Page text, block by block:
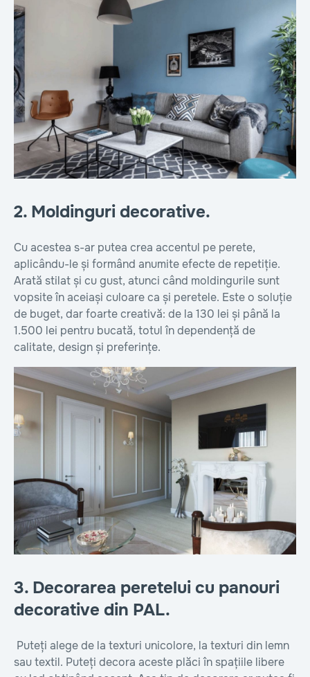
2. Moldinguri decorative.
Cu acestea s-ar putea crea accentul pe perete,
aplicându-le și formând anumite efecte de repetiție.
Arată stilat și cu gust, atunci când moldingurile sunt
vopsite în aceiași culoare ca și peretele. Este o soluție
de buget, dar foarte creativă: de la 130 lei și până la
1.500 lei pentru bucată, totul în dependență de
calitate, design și preferințe.
3. Decorarea peretelui cu panouri
decorative din PAL.
Puteți alege de la texturi unicolore, la texturi din lemn
sau textil. Puteți decora aceste plăci în spațiile libere